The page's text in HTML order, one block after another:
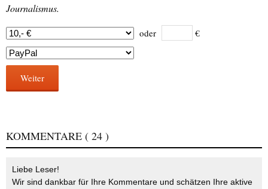
Journalismus.
oder €
Weiter
KOMMENTARE ( 24 )
Liebe Leser!
Wir sind dankbar für Ihre Kommentare und schätzen Ihre aktive